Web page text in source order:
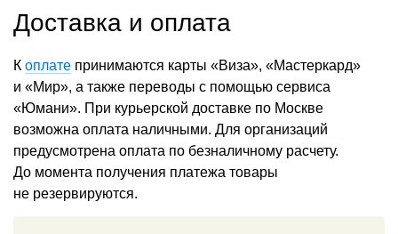
Доставка и оплата
К оплате принимаются карты «Виза», «Мастеркард»
и «Мир», а также переводы с помощью сервиса
«Юмани». При курьерской доставке по Москве
возможна оплата наличными. Для организаций
предусмотрена оплата по безналичному расчету.
До момента получения платежа товары
не резервируются.